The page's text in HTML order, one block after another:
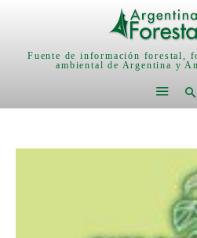
Fuente de información forestal,
ambiental de Argentina y